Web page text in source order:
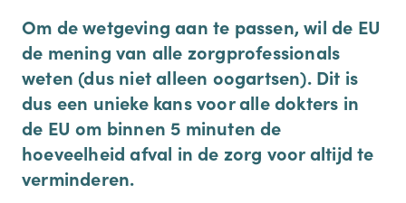
Om de wetgeving aan te passen, wil de EU
de mening van alle zorgprofessionals
weten (dus niet alleen oogartsen). Dit is
dus een unieke kans voor alle dokters in
de EU om binnen 5 minuten de
hoeveelheid afval in de zorg voor altijd te
verminderen.